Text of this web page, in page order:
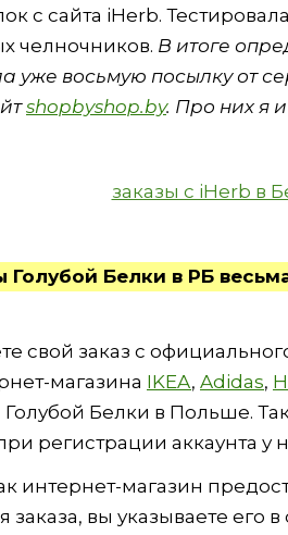
с сайта iHerb.
челночников. В итоге
уже восьмую посылку от
shopbyshop.by. Про них я
Белки в РБ
свой заказ с
магазина IKEA, Adidas,
Голубой Белки в Польше.
регистрации аккаунта у
интернет-магазин
заказа, вы указываете его